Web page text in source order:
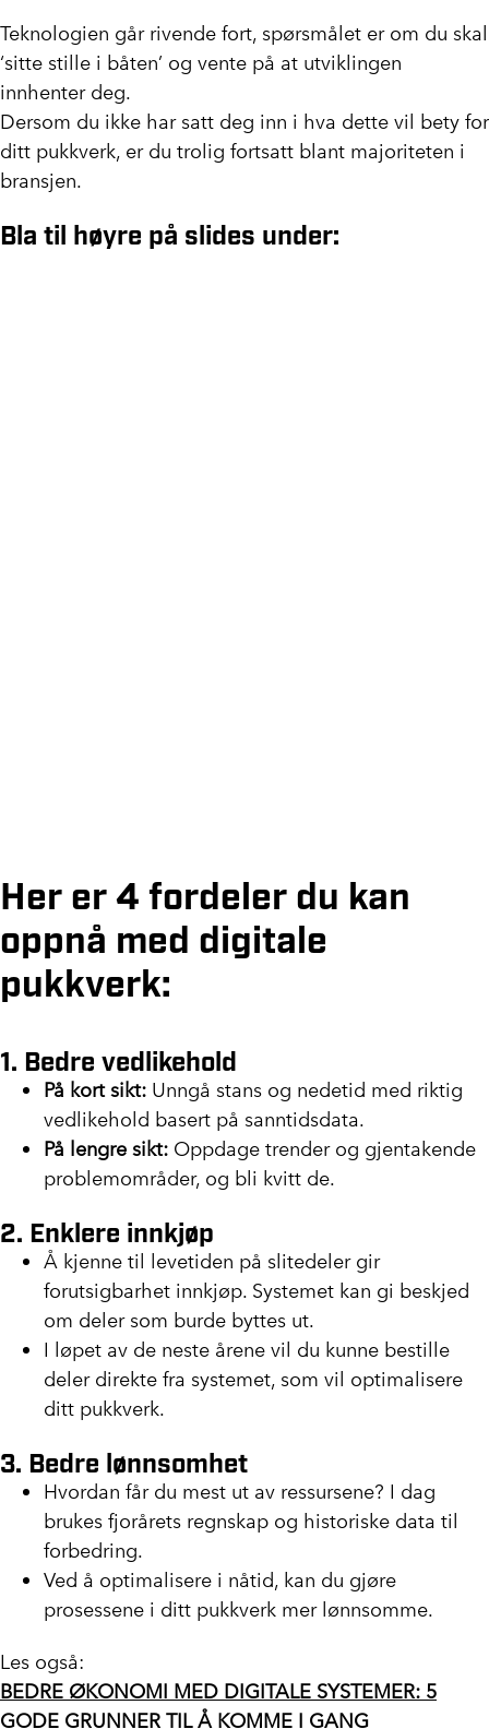
Teknologien går rivende fort, spørsmålet er om du skal
‘sitte stille i båten’ og vente på at utviklingen
innhenter deg.
Dersom du ikke har satt deg inn i hva dette vil bety for
ditt pukkverk, er du trolig fortsatt blant majoriteten i
bransjen.
Bla til høyre på slides under:
Her er 4 fordeler du kan
oppnå med digitale
pukkverk:
1. Bedre vedlikehold
På kort sikt: Unngå stans og nedetid med riktig
vedlikehold basert på sanntidsdata.
På lengre sikt: Oppdage trender og gjentakende
problemområder, og bli kvitt de.
2. Enklere innkjøp
Å kjenne til levetiden på slitedeler gir
forutsigbarhet innkjøp. Systemet kan gi beskjed
om deler som burde byttes ut.
I løpet av de neste årene vil du kunne bestille
deler direkte fra systemet, som vil optimalisere
ditt pukkverk.
3. Bedre lønnsomhet
Hvordan får du mest ut av ressursene? I dag
brukes fjorårets regnskap og historiske data til
forbedring.
Ved å optimalisere i nåtid, kan du gjøre
prosessene i ditt pukkverk mer lønnsomme.
Les også:
BEDRE ØKONOMI MED DIGITALE SYSTEMER: 5
GODE GRUNNER TIL Å KOMME I GANG